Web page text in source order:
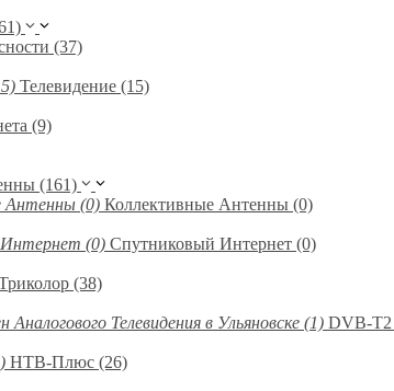
(37)
Телевидение (15)
(9)
(161)
Коллективные Антенны (0)
Спутниковый Интернет (0)
(38)
DVB-T2
НТВ-Плюс (26)